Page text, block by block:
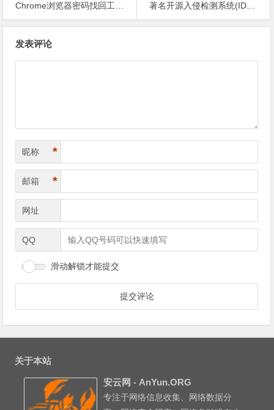
Chrome浏览器密码找回工具——Chrome Password Decryptor v4.6 著名开源入侵检测系统(IDS/IPS)：Snort V2.9.5发布
发表评论
昵称 *
邮箱 *
网址
QQ
滑动解锁才能提交
关于本站
安云网 - AnYun.ORG
专注于网络信息收集、网络数据分